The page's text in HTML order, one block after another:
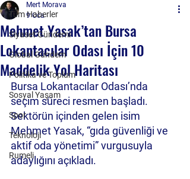
Tüm Haberler
Siyaset Gündemi
Global Gündem
Politika ve Toplum
Sosyal Yaşam
Spor
Teknoloji
Rumeli
Mehmet Yasak’tan Bursa
Lokantacılar Odası İçin 10
Maddelik Yol Haritası
Mert Morava
9 Oca
Bursa Lokantacılar Odası’nda
seçim süreci resmen başladı.
Sektörün içinden gelen isim
Mehmet Yasak, “gıda güvenliği ve
aktif oda yönetimi” vurgusuyla
adaylığını açıkladı.